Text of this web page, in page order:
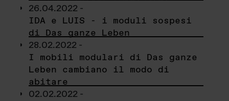
26.04.2022 -
IDA e LUIS - i moduli sospesi
di Das ganze Leben
28.02.2022 -
I mobili modulari di Das ganze
Leben cambiano il modo di
abitare
02.02.2022 -